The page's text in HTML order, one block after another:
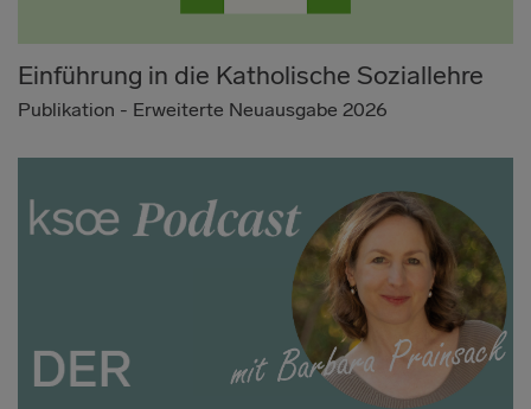
Einführung in die Katholische Soziallehre
Publikation - Erweiterte Neuausgabe 2026